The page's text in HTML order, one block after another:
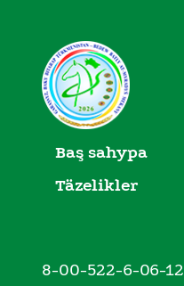
Baş sahypa
Täzelikler
8-00-522-6-06-12